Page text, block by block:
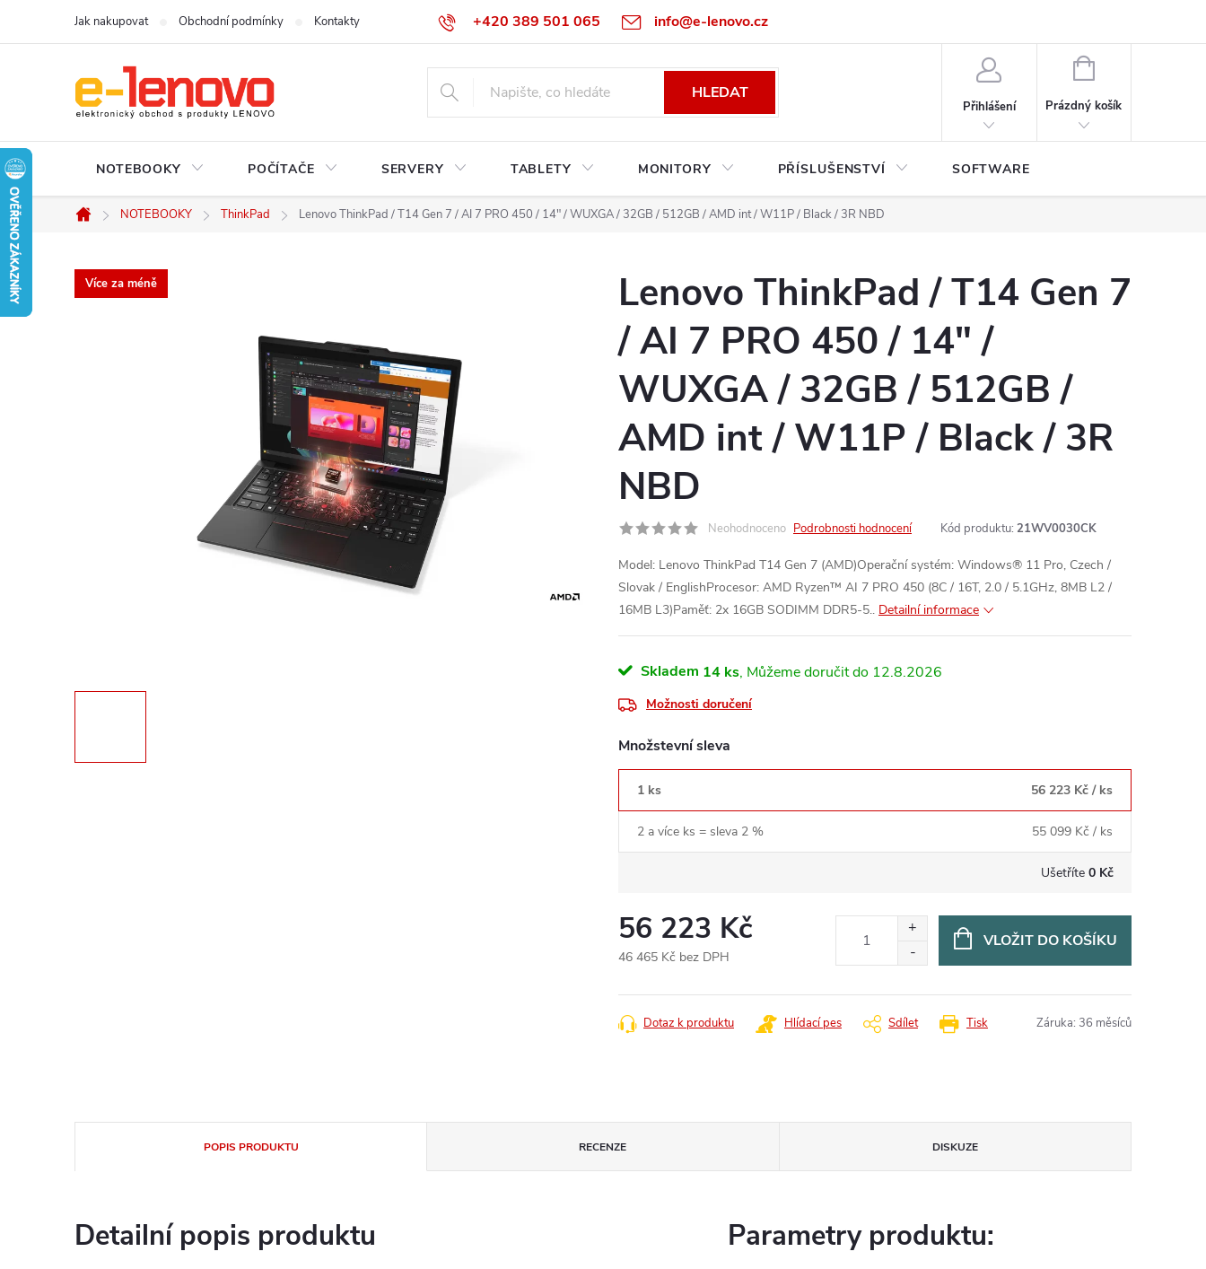
+420 389 501 065 info@e-lenovo.cz
Jak nakupovat Obchodní podmínky Kontakty
HLEDAT
Přihlášení
NÁKUPNÍ
Prázdný košík
NOTEBOOKY POČÍTAČE SERVERY TABLETY MONITORY PŘÍSLUŠENSTVÍ SOFTWARE
Domů
NOTEBOOKY ThinkPad Lenovo ThinkPad / T14 Gen 7 / AI 7 PRO 450 / 14" / WUXGA / 32GB / 512GB / AMD int / W11P / Black / 3R NBD
Více za méně
Lenovo ThinkPad / T14 Gen 7
/ AI 7 PRO 450 / 14" /
WUXGA / 32GB / 512GB /
AMD int / W11P / Black / 3R
NBD
Neohodnoceno Podrobnosti hodnocení Kód produktu: 21WV0030CK
Model: Lenovo ThinkPad T14 Gen 7 (AMD)Operační systém: Windows® 11 Pro, Czech /
Slovak / EnglishProcesor: AMD Ryzen™ AI 7 PRO 450 (8C / 16T, 2.0 / 5.1GHz, 8MB L2 /
16MB L3)Paměť: 2x 16GB SODIMM DDR5-5.. Detailní informace
Skladem 14 ks 12.8.2026
Možnosti doručení
Množstevní sleva
1 ks 56 223 Kč / ks
2 a více ks = sleva 2 % 55 099 Kč / ks
Ušetříte 0 Kč
56 223 Kč
46 465 Kč bez DPH
cena:
VLOŽIT DO KOŠÍKU
Tisk
Dotaz k produktu Hlídací pes Sdílet Záruka: 36 měsíců
POPIS PRODUKTU RECENZE DISKUZE
Detailní popis produktu Parametry produktu: